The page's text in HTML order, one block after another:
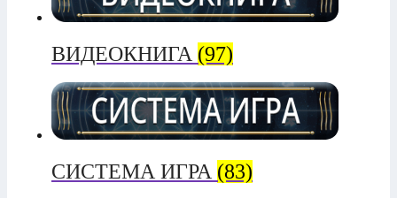
ВИДЕОКНИГА (97)
СИСТЕМА ИГРА (83)